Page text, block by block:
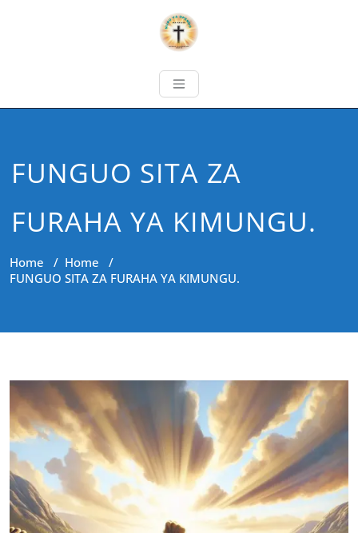
FUNGUO SITA ZA
FURAHA YA KIMUNGU.
Home / Home /
FUNGUO SITA ZA FURAHA YA KIMUNGU.